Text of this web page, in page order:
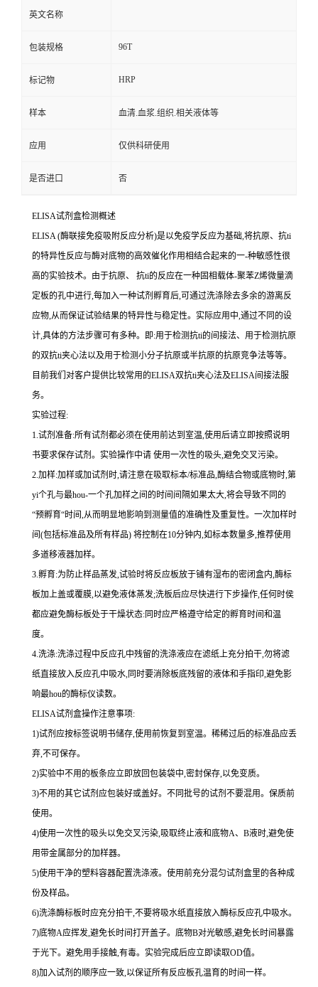
英文名称
包装规格 96T
标记物 HRP
样本 血清.血浆.组织.相关液体等
应用 仅供科研使用
是否进口 否
ELISA试剂盒检测概述
ELISA (酶联接免疫吸附反应分析)是以免疫学反应为基础,将抗原、 抗ti
的特异性反应与酶对底物的高效催化作用相结合起来的一-种敏感性很
高的实验技术。由于抗原、 抗ti的反应在一种固相载体-聚苯Z烯微量滴
定板的孔中进行,每加入一种试剂孵育后,可通过洗涤除去多余的游离反
应物,从而保证试验结果的特异性与稳定性。实际应用中,通过不同的设
计,具体的方法步骤可有多种。即:用于检测抗ti的间接法、用于检测抗原
的双抗ti夹心法以及用于检测小分子抗原或半抗原的抗原竞争法等等。
目前我们对客户提供比较常用的ELISA双抗ti夹心法及ELISA间接法服
务。
实验过程:
1.试剂准备:所有试剂都必须在使用前达到室温,使用后请立即按照说明
书要求保存试剂。实验操作中请 使用一次性的吸头,避免交叉污染。
2.加样:加样或加试剂时,请注意在吸取标本/标准品,酶结合物或底物时,第
yi个孔与最hou-一个孔加样之间的时间间隔如果太大,将会导致不同的
“预孵育“时间 ,从而明显地影响到测量值的准确性及重复性。 一次加样时
间 (包括标准品及所有样品) 将控制在10分钟内,如标本数量多,推荐使用
多道移液器加样。
3.孵育:为防止样品蒸发,试验时将反应板放于铺有湿布的密闭盒内,酶标
板加上盖或覆膜,以避免液体蒸发;洗板后应尽快进行下步操作,任何时侯
都应避免酶标板处于干燥状态: 同时应严格遵守给定的孵育时间和温
度。
4.洗涤:洗涤过程中反应孔中残留的洗涤液应在滤纸上充分拍干,勿将滤
纸直接放入反应孔中吸水,同时要消除板底残留的液体和手指印,避免影
响最hou的酶标仪读数。
ELISA试剂盒操作注意事项:
1)试剂应按标签说明书储存,使用前恢复到室温。稀稀过后的标准品应丢
弃,不可保存。
2)实验中不用的板条应立即放回包装袋中,密封保存,以免变质。
3)不用的其它试剂应包装好或盖好。不同批号的试剂不要混用。保质前
使用。
4)使用一次性的吸头以免交叉污染,吸取终止液和底物A、 B液时,避免使
用带金属部分的加样器。
5)使用干净的塑料容器配置洗涤液。使用前充分混匀试剂盒里的各种成
份及样品。
6)洗涤酶标板时应充分拍干,不要将吸水纸直接放入酶标反应孔中吸水。
7)底物A应挥发,避免长时间打开盖子。底物B对光敏感,避免长时间暴露
于光下。避免用手接触,有毒。实验完成后应立即读取OD值。
8)加入试剂的顺序应一致,以保证所有反应板孔温育的时间一样。